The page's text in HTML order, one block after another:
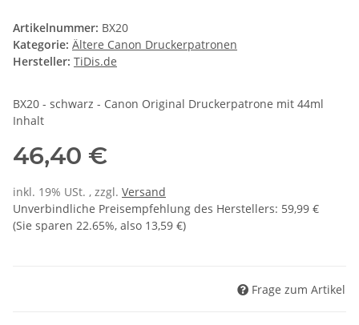
Artikelnummer: BX20
Kategorie: Ältere Canon Druckerpatronen
Hersteller: TiDis.de
BX20 - schwarz - Canon Original Druckerpatrone mit 44ml
Inhalt
46,40 €
inkl. 19% USt. , zzgl. Versand
Unverbindliche Preisempfehlung des Herstellers: 59,99 €
(Sie sparen 22.65%, also 13,59 €)
Frage zum Artikel